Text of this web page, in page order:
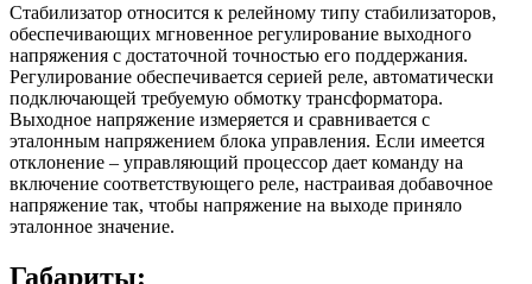
Стабилизатор относится к релейному типу стабилизаторов,
обеспечивающих мгновенное регулирование выходного
напряжения с достаточной точностью его поддержания.
Регулирование обеспечивается серией реле, автоматически
подключающей требуемую обмотку трансформатора.
Выходное напряжение измеряется и сравнивается с
эталонным напряжением блока управления. Если имеется
отклонение – управляющий процессор дает команду на
включение соответствующего реле, настраивая добавочное
напряжение так, чтобы напряжение на выходе приняло
эталонное значение.
Габариты: